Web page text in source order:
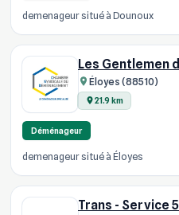
demenageur situé à Dounoux
Éloyes (88510)
21.9 km
Déménageur
demenageur situé à Éloyes
Trans - Service